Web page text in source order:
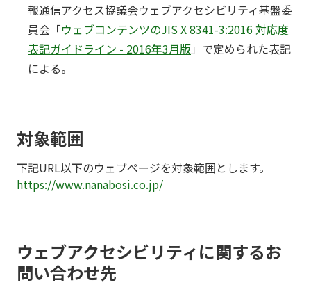
報通信アクセス協議会ウェブアクセシビリティ基盤委
員会「ウェブコンテンツのJIS X 8341-3:2016 対応度
表記ガイドライン - 2016年3月版」で定められた表記
による。
対象範囲
下記URL以下のウェブページを対象範囲とします。
https://www.nanabosi.co.jp/
ウェブアクセシビリティに関するお
問い合わせ先